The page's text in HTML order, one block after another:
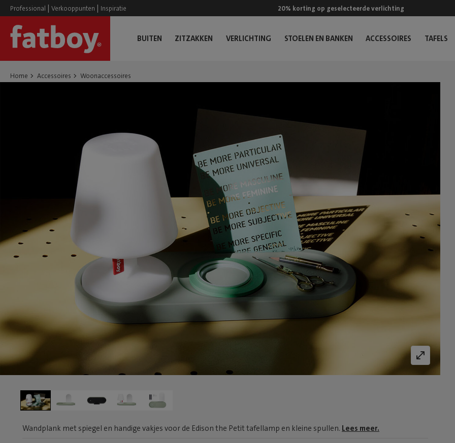
Professional | Verkooppunten | Inspiratie 20% korting op geselecteerde verlichting
BUITEN ZITZAKKEN VERLICHTING STOELEN EN BANKEN ACCESSOIRES TAFELS
Home Accessoires Woonaccessoires
Wandplank met spiegel en handige vakjes voor de Edison the Petit tafellamp en kleine spullen. Lees meer.